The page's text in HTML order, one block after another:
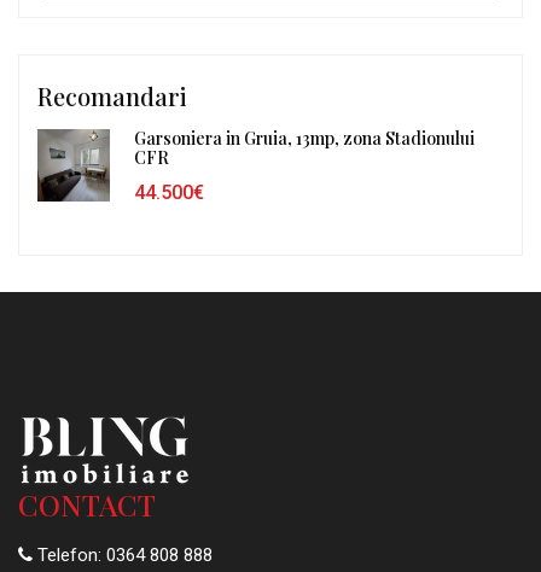
Recomandari
Garsoniera in Gruia, 13mp, zona Stadionului
CFR
44.500€
CONTACT
Telefon: 0364 808 888